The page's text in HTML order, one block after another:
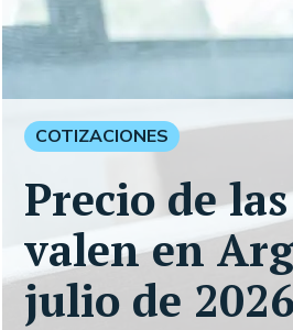
COTIZACIONES
Precio de
valen en
julio de 2026